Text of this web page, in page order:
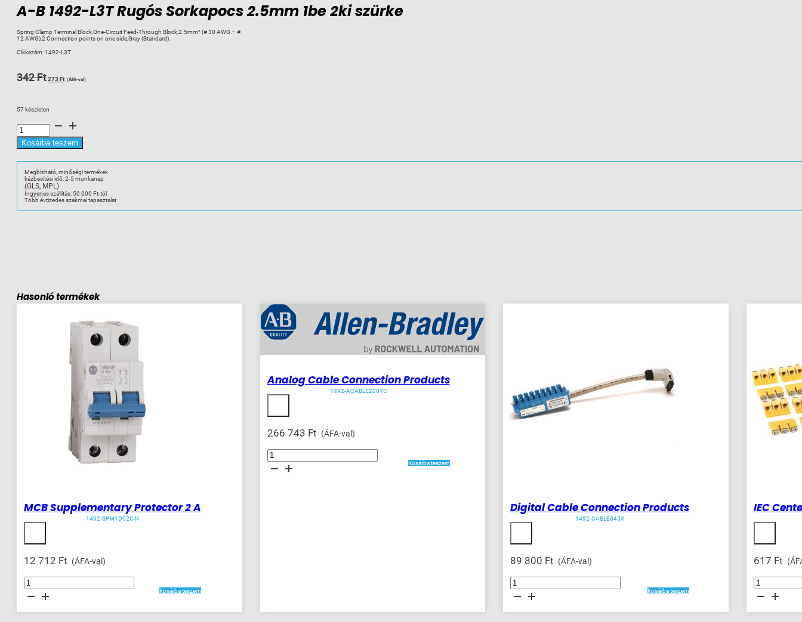
A-B 1492-L3T Rugós Sorkapocs 2.5mm 1be 2ki szürke
Spring Clamp Terminal Block,One-Circuit Feed-Through Block,2.5mm² (# 30 AWG – #
12 AWG),2 Connection points on one side,Gray (Standard),
Cikkszám:1492-L3T
342FtOriginal
342 Ft.
273FtCurrent
(ÁFA-val)
57 készleten
1492-
L3T
Rugós
2.5mm
szürke
mennyiség
Kosárba teszem
Megbízható, minőségi termékek
kézbesítési idő: 2-5 munkanap
(GLS, MPL)
Ingyenes szállítás: 50 000 Ft-tól
Több évtizedes szakmai tapasztalat
Hasonló termékek
MCB Supplementary Protector 2 A
1492-SPM1D020-N
12 712 Ft (ÁFA-val)
MCB
Supplementary
Protector
mennyiség
Kosárba teszem
Analog Cable Connection Products
1492-ACABLE200YC
266 743 Ft (ÁFA-val)
Analog
Cable
Connection
Products
Kosárba teszem
Digital Cable Connection Products
1492-CABLE045X
89 800 Ft (ÁFA-val)
Digital
Cable
Connection
Products
Kosárba teszem
IEC
617 Ft
IEC
Center
12mm,